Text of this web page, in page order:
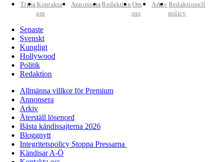
TipsaKontakta
oss
AnnonseraRedaktion Om
oss
Arkiv Redaktionell
policy
Senaste
Svenskt
Kungligt
Hollywood
Politik
Redaktion
Allmänna villkor för Premium
Annonsera
Arkiv
Återställ lösenord
Bästa kändissajterna 2026
Bloggnytt
Integritetspolicy Stoppa Pressarna
Kändisar A-Ö